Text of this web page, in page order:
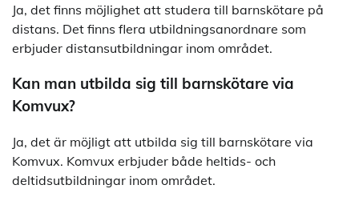
Ja, det finns möjlighet att studera till barnskötare på
distans. Det finns flera utbildningsanordnare som
erbjuder distansutbildningar inom området.
Kan man utbilda sig till barnskötare via
Komvux?
Ja, det är möjligt att utbilda sig till barnskötare via
Komvux. Komvux erbjuder både heltids- och
deltidsutbildningar inom området.